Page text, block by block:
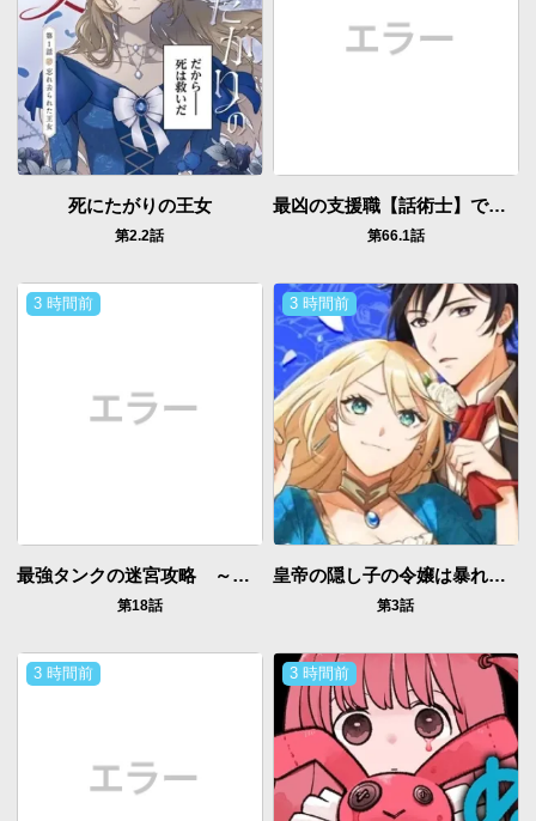
死にたがりの王女
第2.2話
最凶の支援職【話術士】である俺は世界最強クランを従える
第66.1話
3 時間前
最強タンクの迷宮攻略 ～体力9999のレアスキル持ちタンク、勇者パーティーを追放される～
第18話
3 時間前
皇帝の隠し子の令嬢は暴れん坊公爵令息の手綱を握る。
第3話
3 時間前 3 時間前